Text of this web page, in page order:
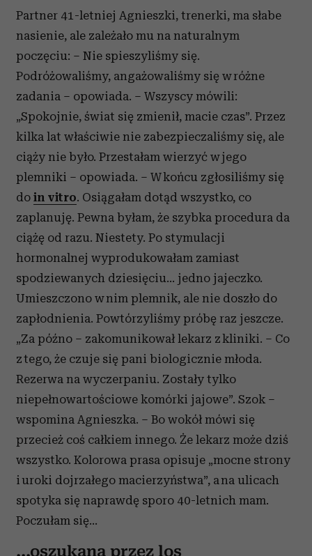
Partner 41-letniej Agnieszki, trenerki, ma słabe
nasienie, ale zależało mu na naturalnym
poczęciu: – Nie spieszyliśmy się.
Podróżowaliśmy, angażowaliśmy się w różne
zadania – opowiada. – Wszyscy mówili:
„Spokojnie, świat się zmienił, macie czas”. Przez
kilka lat właściwie nie zabezpieczaliśmy się, ale
ciąży nie było. Przestałam wierzyć w jego
plemniki – opowiada. – W końcu zgłosiliśmy się
do in vitro. Osiągałam dotąd wszystko, co
zaplanuję. Pewna byłam, że szybka procedura da
ciążę od razu. Niestety. Po stymulacji
hormonalnej wyprodukowałam zamiast
spodziewanych dziesięciu… jedno jajeczko.
Umieszczono w nim plemnik, ale nie doszło do
zapłodnienia. Powtórzyliśmy próbę raz jeszcze.
„Za późno – zakomunikował lekarz z kliniki. – Co
z tego, że czuje się pani biologicznie młoda.
Rezerwa na wyczerpaniu. Zostały tylko
niepełnowartościowe komórki jajowe”. Szok –
wspomina Agnieszka. – Bo wokół mówi się
przecież coś całkiem innego. Że lekarz może dziś
wszystko. Kolorowa prasa opisuje „mocne strony
i uroki dojrzałego macierzyństwa”, a na ulicach
spotyka się naprawdę sporo 40-letnich mam.
Poczułam się…
...oszukana przez los